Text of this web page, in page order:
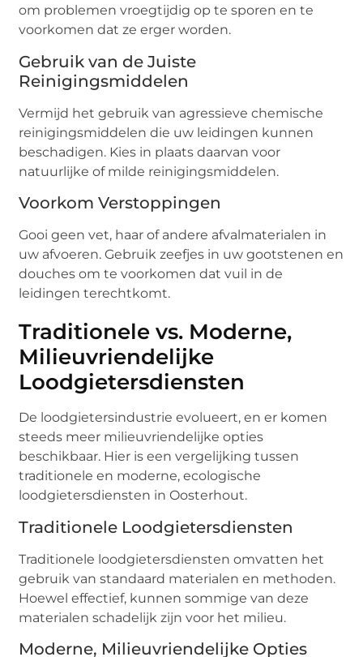
om problemen vroegtijdig op te sporen en te
voorkomen dat ze erger worden.
Gebruik van de Juiste
Reinigingsmiddelen
Vermijd het gebruik van agressieve chemische
reinigingsmiddelen die uw leidingen kunnen
beschadigen. Kies in plaats daarvan voor
natuurlijke of milde reinigingsmiddelen.
Voorkom Verstoppingen
Gooi geen vet, haar of andere afvalmaterialen in
uw afvoeren. Gebruik zeefjes in uw gootstenen en
douches om te voorkomen dat vuil in de
leidingen terechtkomt.
Traditionele vs. Moderne,
Milieuvriendelijke
Loodgietersdiensten
De loodgietersindustrie evolueert, en er komen
steeds meer milieuvriendelijke opties
beschikbaar. Hier is een vergelijking tussen
traditionele en moderne, ecologische
loodgietersdiensten in Oosterhout.
Traditionele Loodgietersdiensten
Traditionele loodgietersdiensten omvatten het
gebruik van standaard materialen en methoden.
Hoewel effectief, kunnen sommige van deze
materialen schadelijk zijn voor het milieu.
Moderne, Milieuvriendelijke Opties